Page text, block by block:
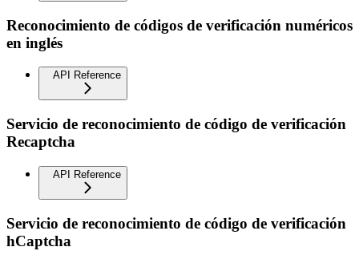
Reconocimiento de códigos de verificación numéricos
en inglés
API Reference
Servicio de reconocimiento de código de verificación
Recaptcha
API Reference
Servicio de reconocimiento de código de verificación
hCaptcha